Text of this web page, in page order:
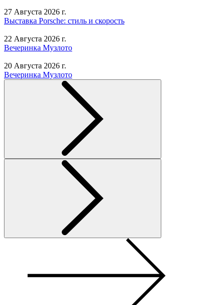
27 Августа 2026 г.
Выставка Porsche: стиль и скорость
22 Августа 2026 г.
Вечеринка Музлото
20 Августа 2026 г.
Вечеринка Музлото